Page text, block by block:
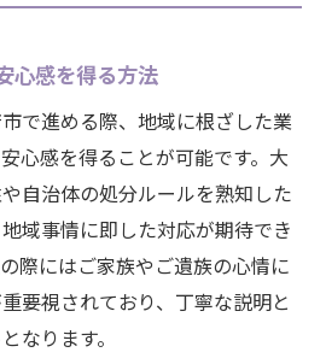
不用品整理の流れを紹介
整理後の不用品処分術とは
イクルへ導く遺品整理の方法
用品買取で節約を目指すコツ
整理の進め方を解説
人の思い出を大切にするには
品整理の段取りと配慮ポイン
心感を得る方法
で進める際、地域に根ざした業
心感を得ることが可能です。大
自治体の処分ルールを熟知した
域事情に即した対応が期待でき
際にはご家族やご遺族の心情に
要視されており、丁寧な説明と
なります。